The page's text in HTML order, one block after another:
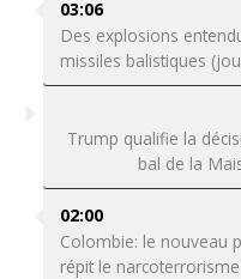
03:06
Des explosions
missiles balistiques
Trump qualifie la
bal de la
02:00
Colombie: le nouveau
répit le